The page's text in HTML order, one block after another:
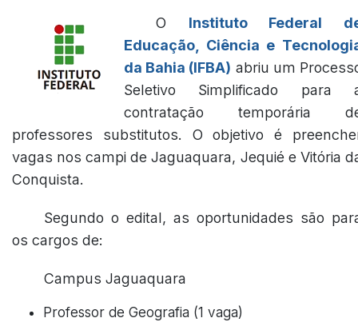
O Instituto Federal
Educação, Ciência e
da Bahia (IFBA) abriu um
Seletivo Simplificado para
contratação temporária
professores substitutos. O objetivo é
vagas nos campi de Jaguaquara, Jequié e Vitória
Conquista.
Segundo o edital, as oportunidades são
os cargos de:
Campus Jaguaquara
Professor de Geografia (1 vaga)